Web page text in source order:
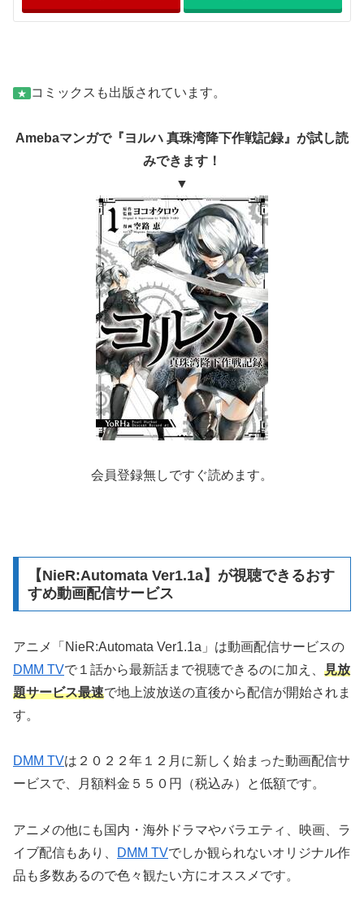
★ コミックスも出版されています。
Amebaマンガで『ヨルハ 真珠湾降下作戦記録』が試し読
みできます！
▼
会員登録無しですぐ読めます。
【NieR:Automata Ver1.1a】が視聴できるおす
すめ動画配信サービス
アニメ「NieR:Automata Ver1.1a」は動画配信サービスの
DMM TVで１話から最新話まで視聴できるのに加え、 見放
題サービス最速で地上波放送の直後から配信が開始されま
す。
DMM TVは２０２２年１２月に新しく始まった動画配信サ
ービスで、月額料金５５０円（税込み）と低額です。
アニメの他にも国内・海外ドラマやバラエティ、映画、ラ
イブ配信もあり、
DMM TVでしか観られないオリジナル作
品も多数あるので色々観たい方にオススメです。